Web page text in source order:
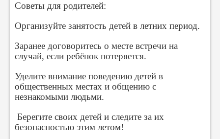
Советы для родителей:
Организуйте занятость детей в летних период.
Заранее договоритесь о месте встречи на
случай, если ребёнок потеряется.
Уделите внимание поведению детей в
общественных местах и общению с
незнакомыми людьми.
Берегите своих детей и следите за их
безопасностью этим летом!